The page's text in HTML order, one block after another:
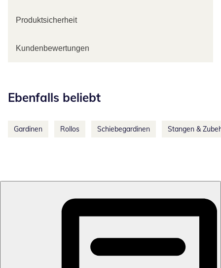
Produktsicherheit
Kundenbewertungen
Ebenfalls beliebt
Gardinen Rollos Schiebegardinen Stangen &